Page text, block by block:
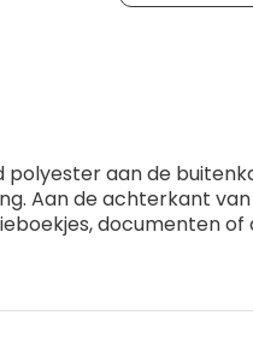
polyester aan de
Aan de achterkant
documenten of